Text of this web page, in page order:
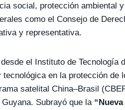
social, protección ambiental
como el Consejo de
y representativa.
el Instituto de Tecnología
en la protección de
satelital China–Brasil
Subrayó que la